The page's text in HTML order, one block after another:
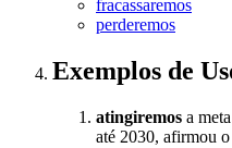
fracassaremos
perderemos
Exemplos de
atingiremos a
até 2030, afirmou